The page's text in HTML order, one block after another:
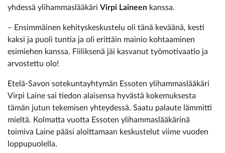
yhdessä ylihammaslääkäri Virpi Laineen kanssa.
– Ensimmäinen kehityskeskustelu oli tänä keväänä, kesti
kaksi ja puoli tuntia ja oli erittäin mainio kohtaaminen
esimiehen kanssa. Fiiliksenä jäi kasvanut työmotivaatio ja
arvostettu olo!
Etelä-Savon sotekuntayhtymän Essoten ylihammaslääkäri
Virpi Laine sai tiedon alaisensa hyvästä kokemuksesta
tämän jutun tekemisen yhteydessä. Saatu palaute lämmitti
mieltä. Kolmatta vuotta Essoten ylihammaslääkärinä
toimiva Laine pääsi aloittamaan keskustelut viime vuoden
loppu­puolella.